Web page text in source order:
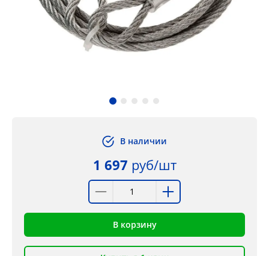
В наличии
1 697 руб/шт
В корзину